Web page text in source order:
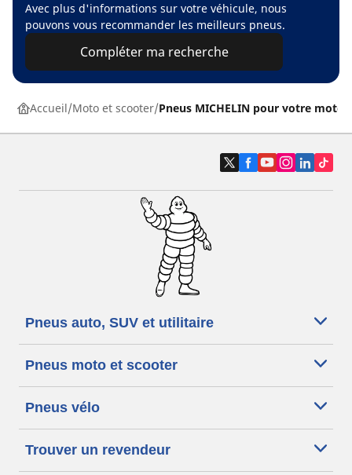
Avec plus d'informations sur votre véhicule, nous
pouvons vous recommander les meilleurs pneus.
Compléter ma recherche
Accueil Moto et scooter Pneus MICHELIN pour votre moto
Pneus auto, SUV et utilitaire
Pneus moto et scooter
Pneus vélo
Trouver un revendeur